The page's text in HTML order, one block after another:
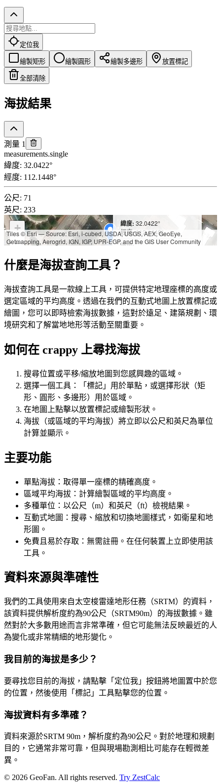
定位我
繪製矩形 繪製圓形 繪製多邊形 放置標記
全部清除
海拔結果
測量 1
measurements.single
緯度: 32.0422°
經度: 112.1448°
公尺: 71
英尺: 233
緯度: 32.0422°
經度:112.1448°
海拔:
+
−
Tiles © Esri — Source: Esri, i-cubed, USDA, USGS, AEX, GeoEye,
Getmapping, Aerogrid, IGN, IGP, UPR-EGP, and the GIS User Community
什麼是海拔查詢工具？
海拔查詢工具是一款線上工具，可提供特定地理座標的高度或
選定區域的平均高度。透過在我們的互動式地圖上放置標記或
繪圖，您可以即時檢索海拔數據，這對於遠足、建築規劃、環
境研究和了解當地地形等活動至關重要。
如何在 crappy 上尋找海拔
搜尋位置或平移/縮放地圖到您感興趣的區域。
選擇一個工具：「標記」用於單點，或選擇形狀（矩
形、圓形、多邊形）用於區域。
在地圖上點擊以放置標記或繪製形狀。
海拔（或區域的平均海拔）將立即以公尺和英尺為單位
計算並顯示。
主要功能
單點海拔：取得單一座標的精確高度。
區域平均海拔：計算繪製區域的平均高度。
多種單位：以公尺（m）和英尺（ft）檢視結果。
互動式地圖：搜尋、縮放和切換地圖樣式，如衛星和地
形圖。
免費且易於存取：無需註冊。在任何裝置上立即使用該
工具。
資料來源與準確性
我們的工具使用來自太空梭雷達地形任務（SRTM）的資料，
該資料提供解析度約為90公尺（SRTM90m）的海拔數據。雖
然對於大多數用途而言非常準確，但它可能無法反映最近的人
為變化或非常精細的地形變化。
我目前的海拔是多少？
要尋找您目前的海拔，請點擊「定位我」按鈕將地圖置中於您
的位置，然後使用「標記」工具點擊您的位置。
海拔資料有多準確？
資料來源於SRTM 90m，解析度約為90公尺。對於地理和規劃
目的，它通常非常可靠，但與現場勘測相比可能存在輕微差
異。
© 2026 GeoFan. All rights reserved. Try ZestCalc